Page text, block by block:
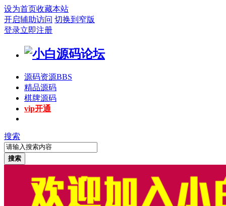
设为首页收藏本站
开启辅助访问 切换到窄版
登录立即注册
源码资源BBS
精品源码
棋牌源码
vip开通
搜索
搜索